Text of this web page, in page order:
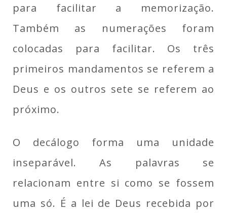
para facilitar a memorização.
Também as numerações foram
colocadas para facilitar. Os três
primeiros mandamentos se referem a
Deus e os outros sete se referem ao
próximo.
O decálogo forma uma unidade
inseparável. As palavras se
relacionam entre si como se fossem
uma só. É a lei de Deus recebida por